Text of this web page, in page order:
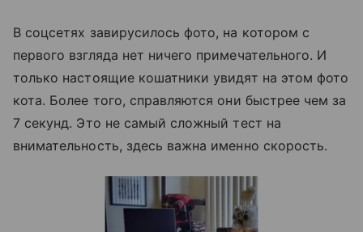
В соцсетях завирусилось фото, на котором с
первого взгляда нет ничего примечательного. И
только настоящие кошатники увидят на этом фото
кота. Более того, справляются они быстрее чем за
7 секунд. Это не самый сложный тест на
внимательность, здесь важна именно скорость.